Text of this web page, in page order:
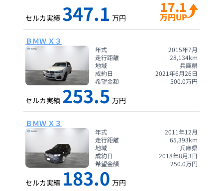
セルカ実績 347.1 万円
17.1
万円UP
ＢＭＷ Ｘ３
年式
2015年7月
走行距離
28,134km
地域
兵庫県
成約日
2021年6月26日
希望金額
500.0万円
セルカ実績 253.5 万円
ＢＭＷ Ｘ３
年式
2011年12月
走行距離
65,393km
地域
兵庫県
成約日
2018年8月3日
希望金額
250.0万円
セルカ実績 183.0 万円